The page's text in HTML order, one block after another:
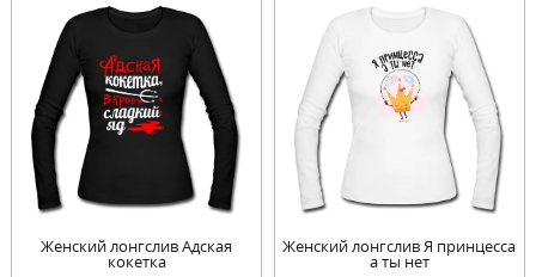
Женский лонгслив Адская
кокетка
Женский лонгслив Я принцесса
а ты нет